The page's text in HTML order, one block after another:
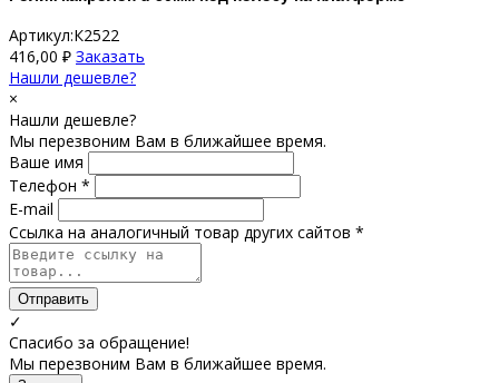
Артикул:К2522
416,00 ₽ Заказать
Нашли дешевле?
×
Нашли дешевле?
Мы перезвоним Вам в ближайшее время.
Ваше имя
Телефон *
E-mail
Ссылка на аналогичный товар других сайтов *
Отправить
✓
Спасибо за обращение!
Мы перезвоним Вам в ближайшее время.